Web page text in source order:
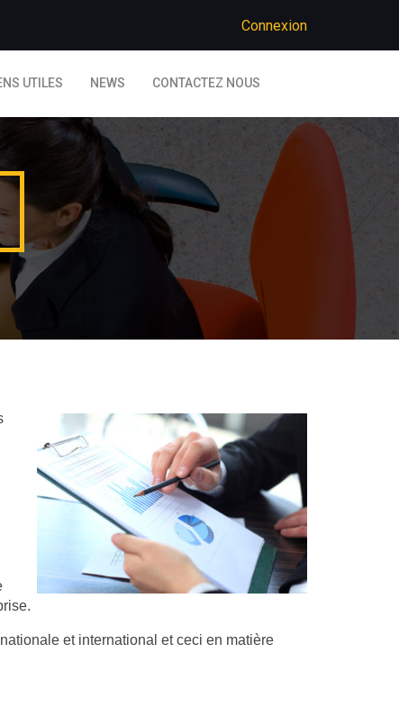
Connexion
UTILES NEWS CONTACTEZ NOUS
et international et ceci en matière